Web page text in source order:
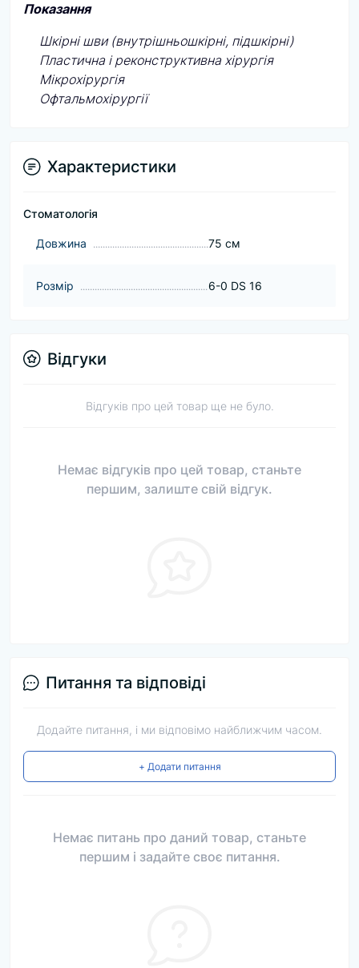
Показання
Шкірні шви (внутрішньошкірні, підшкірні)
Пластична і реконструктивна хірургія
Мікрохірургія
Офтальмохірургії
Характеристики
Стоматологія
Довжина 75 см
Розмір 6-0 DS 16
Відгуки
Відгуків про цей товар ще не було.
Немає відгуків про цей товар, станьте
першим, залиште свій відгук.
Питання та відповіді
Додайте питання, і ми відповімо найближчим часом.
+ Додати питання
Немає питань про даний товар, станьте
першим і задайте своє питання.